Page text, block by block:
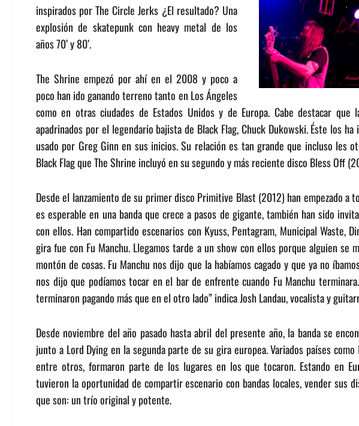
inspirados por The Circle Jerks ¿El resultado? Una
explosión de skatepunk con heavy metal de los
años 70’ y 80’.
The Shrine empezó por ahí en el 2008 y poco a
poco han ido ganando terreno tanto en Los Ángeles
como en otras ciudades de Estados Unidos y de Europa. Cabe destacar
apadrinados por el legendario bajista de Black Flag, Chuck Dukowski. Éste los
usado por Greg Ginn en sus inicios. Su relación es tan grande que incluso les
Black Flag que The Shrine incluyó en su segundo y más reciente disco Bless Off
Desde el lanzamiento de su primer disco Primitive Blast (2012) han empezado a
es esperable en una banda que crece a pasos de gigante, también han sido
con ellos. Han compartido escenarios con Kyuss, Pentagram, Municipal Waste,
gira fue con Fu Manchu. Llegamos tarde a un show con ellos porque alguien se
montón de cosas. Fu Manchu nos dijo que la habíamos cagado y que ya no
nos dijo que podíamos tocar en el bar de enfrente cuando Fu Manchu
terminaron pagando más que en el otro lado” indica Josh Landau, vocalista y
Desde noviembre del año pasado hasta abril del presente año, la banda se
junto a Lord Dying en la segunda parte de su gira europea. Variados países como
entre otros, formaron parte de los lugares en los que tocaron. Estando en
tuvieron la oportunidad de compartir escenario con bandas locales, vender sus
que son: un trío original y potente.